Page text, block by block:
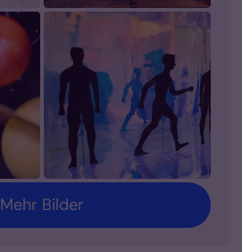
Mehr Bilder